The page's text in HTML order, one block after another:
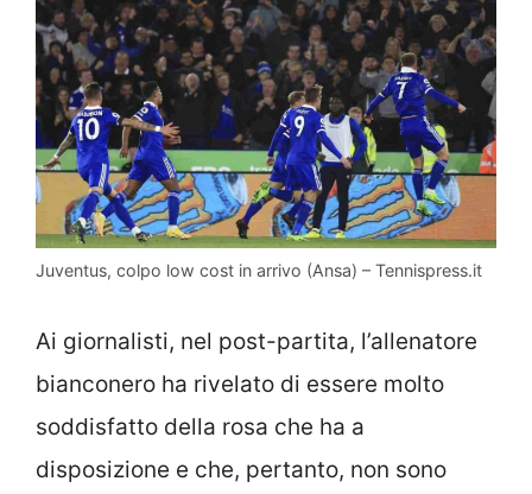
Juventus, colpo low cost in arrivo (Ansa) – Tennispress.it
Ai giornalisti, nel post-partita, l’allenatore
bianconero ha rivelato di essere molto
soddisfatto della rosa che ha a
disposizione e che, pertanto, non sono